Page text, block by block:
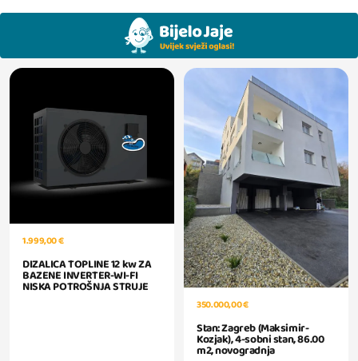
1.999,00 €
DIZALICA TOPLINE 12 kw ZA
BAZENE INVERTER-WI-FI
NISKA POTROŠNJA STRUJE
350.000,00 €
Stan: Zagreb (Maksimir-
Kozjak), 4-sobni stan, 86.00
m2, novogradnja